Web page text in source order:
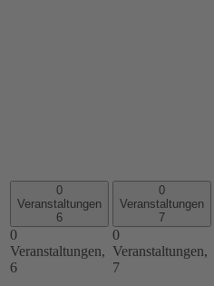
0
Veranstaltungen
6
0
Veranstaltungen,
6
0
Veranstaltungen
7
0
Veranstaltungen,
7